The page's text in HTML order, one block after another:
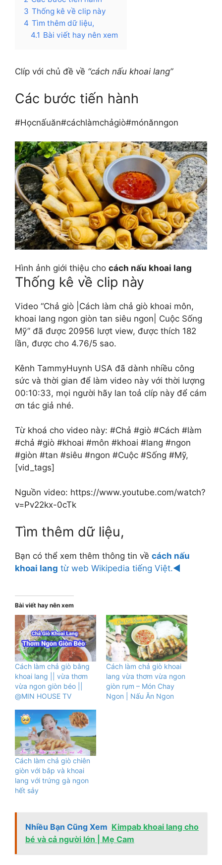
3 Thống kê về clip này
4 Tìm thêm dữ liệu,
4.1 Bài viết hay nên xem
Clíp với chủ đề về “cách nấu khoai lang”
Các bước tiến hành
#Họcnấuăn#cáchlàmchảgiò#mónănngon
Hình ảnh giới thiệu cho cách nấu khoai lang
Thống kê về clip này
Video “Chả giò |Cách làm chả giò khoai môn,
khoai lang ngon giòn tan siêu ngon| Cuộc Sống
Mỹ” đã được 20956 lượt view, được thích 182
lần, được cho 4.76/5 sao.
Kênh TammyHuynh USA đã dành nhiều công
sức và thời gian để làm video này với thời lượng
00:10:33, mọi người hãy lan toả clíp này để cám
ơn tác giả nhé.
Từ khoá cho video này: #Chả #giò #Cách #làm
#chả #giò #khoai #môn #khoai #lang #ngon
#giòn #tan #siêu #ngon #Cuộc #Sống #Mỹ,
[vid_tags]
Nguồn video: https://www.youtube.com/watch?
v=Pv22kx-0cTk
Tìm thêm dữ liệu,
Bạn có thể xem thêm thông tin về cách nấu
khoai lang từ web Wikipedia tiếng Việt.◄
Bài viết hay nên xem
Cách làm chả giò bằng
khoai lang || vừa thơm
vừa ngon giòn béo ||
@MIN HOUSE TV
Cách làm chả giò khoai
lang vừa thơm vừa ngon
giòn rụm – Món Chay
Ngon | Nấu Ăn Ngon
Cách làm chả giò chiên
giòn với bắp và khoai
lang với trứng gà ngon
hết sảy
Nhiều Bạn Cũng Xem Kimpab khoai lang cho
bé và cả người lớn | Mẹ Cam